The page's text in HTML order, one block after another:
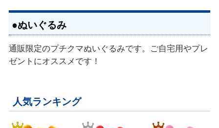
●ぬいぐるみ
通販限定のプチクマぬいぐるみです。ご自宅用やプレ
ゼントにオススメです！
人気ランキング